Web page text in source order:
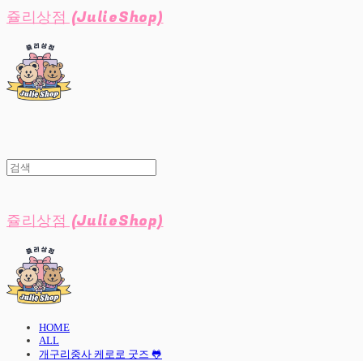
쥴리상점 (JulieShop)
쥴리상점 (JulieShop)
HOME
ALL
개구리중사 케로로 굿즈 🐸